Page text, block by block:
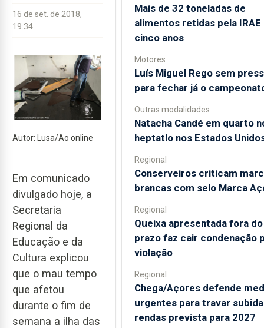
16 de set. de 2018,
19:34
Autor: Lusa/Ao online
Em comunicado
divulgado hoje, a
Secretaria
Regional da
Educação e da
Cultura explicou
que o mau tempo
que afetou
durante o fim de
semana a ilha das
Mais de 32 toneladas de
alimentos retidas pela IRAE
cinco anos
Motores
Luís Miguel Rego sem
para fechar já o
Outras modalidades
Natacha Candé em quarto
heptatlo nos Estados
Regional
Conserveiros criticam
brancas com selo Marca
Regional
Queixa apresentada fora do
prazo faz cair condenação
violação
Regional
Chega/Açores defende
urgentes para travar
rendas prevista para 2027